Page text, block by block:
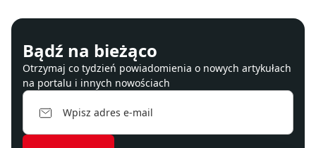
Bądź na bieżąco
Otrzymaj co tydzień powiadomienia o nowych artykułach
na portalu i innych nowościach